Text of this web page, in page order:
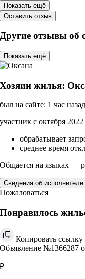
Показать ещё
Оставить отзыв
Другие отзывы об
Показать ещё
Хозяин жилья:
был на сайте: 1 час назад
участник с октября 2022
обрабатывает
среднее время
Общается на языках —
Сведения об исполнителе
Пожаловаться
Понравилось
Копировать ссылку
Объявление №1366287
₽